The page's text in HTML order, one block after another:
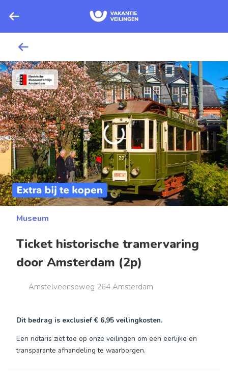
Museum
Ticket historische tramervaring
door Amsterdam (2p)
Amstelveenseweg 264 Amsterdam
Dit bedrag is exclusief€ 6,95 veilingkosten.
Een notaris ziet toe op onze veilingen om een eerlijke en
transparante afhandeling te waarborgen.